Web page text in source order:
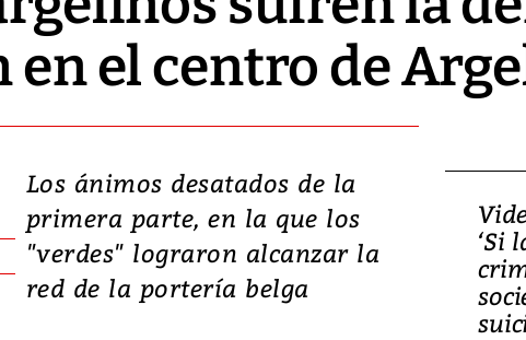
en el centro de
Los ánimos desatados de la
primera parte, en la que los
"verdes" lograron alcanzar la
red de la portería belga
Video, Japón: Terremoto
deja heridos y graves
daños en Kumamoto
‘Si